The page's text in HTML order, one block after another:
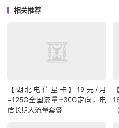
相关推荐
【湖北电信星卡】19元/月
=125G全国流量+30G定向，电
信长期大流量套餐